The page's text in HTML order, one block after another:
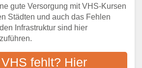
Alternative Angebote zum
von Online-Kursen
kommt es bei
an
gute Versorgung mit VHS-Kursen
Städten und auch das Fehlen
Infrastruktur sind hier
fehlt? Hier